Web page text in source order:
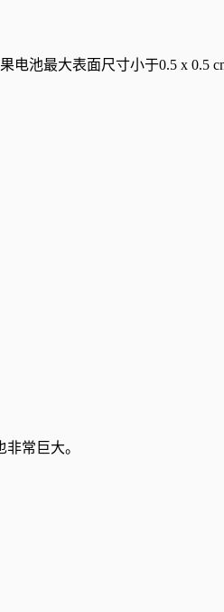
电池最大表面尺寸小于0.5 x 0.5
常巨大。